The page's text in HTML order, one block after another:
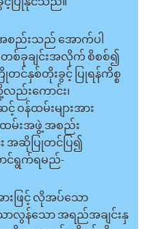
ပြုနိုင်သည်။
စည်းသည် အောက်ပါ
စတစ်ခုချင်းအလိုက် စိစစ်၍
ြိုတင်နှစ်တိုးခွင့် ပြုရန်ကိစ္စ
ည်းကောင်း၊
ဝန်ထမ်းများအား
ထမ်းအဖွဲ့ အစည်း
အဆိုပြုတင်ပြ၍
င်ရွက်ရမည်-
းဖြင့် လိုအပ်သော
လွန်သော အရည်အချင်းနှ